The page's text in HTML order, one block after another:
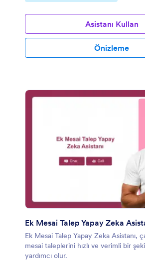
Asistanı Kullan
Önizleme
Ek Mesai Talep Yapay Zeka
Ek Mesai Talep Yapay Zeka Asistanı,
mesai taleplerini hızlı ve verimli bir
yardımcı olur.